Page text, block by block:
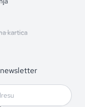
kartica